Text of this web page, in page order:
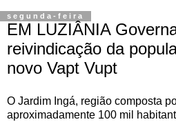
segunda-feira
EM LUZIÂNIA
reivindicação da
novo Vapt Vupt
O Jardim Ingá, região composta
aproximadamente 100 mil